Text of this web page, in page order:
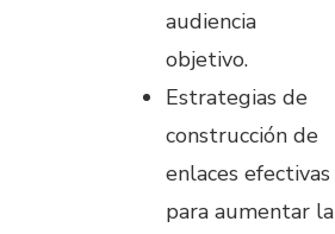
audiencia
objetivo.
Estrategias de
construcción de
enlaces efectivas
para aumentar la